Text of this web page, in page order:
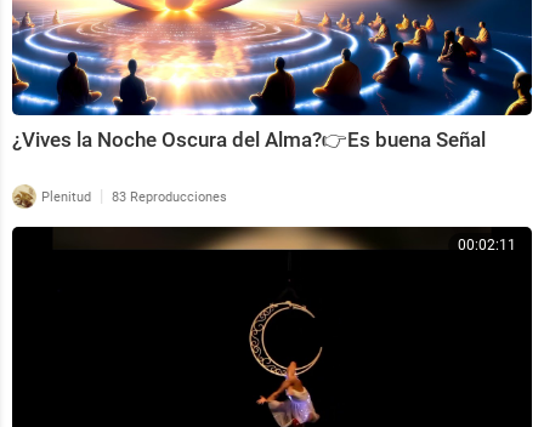
¿Vives la Noche Oscura del Alma?👉Es buena Señal
Plenitud | 83 Reproducciones
00:02:11